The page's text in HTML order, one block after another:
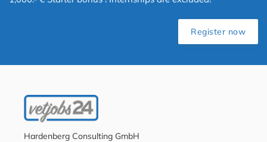
Register now
Hardenberg Consulting GmbH